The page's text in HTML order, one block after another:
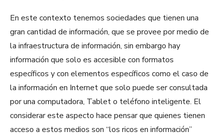
En este contexto tenemos sociedades que tienen una
gran cantidad de información, que se provee por medio de
la infraestructura de información, sin embargo hay
información que solo es accesible con formatos
específicos y con elementos específicos como el caso de
la información en Internet que solo puede ser consultada
por una computadora, Tablet o teléfono inteligente. El
considerar este aspecto hace pensar que quienes tienen
acceso a estos medios son “los ricos en información”